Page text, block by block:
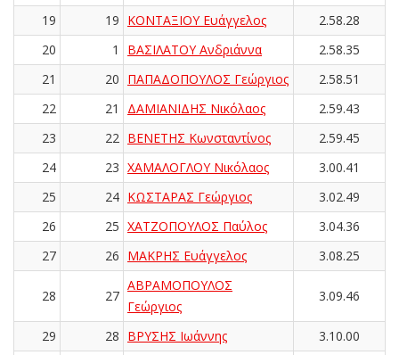
19
19 ΚΟΝΤΑΞΙΟΥ Ευάγγελος
2.58.28
20
1 ΒΑΣΙΛΑΤΟΥ Ανδριάννα
2.58.35
21
20 ΠΑΠΑΔΟΠΟΥΛΟΣ Γεώργιος
2.58.51
22
21 ΔΑΜΙΑΝΙΔΗΣ Νικόλαος
2.59.43
23
22 ΒΕΝΕΤΗΣ Κωνσταντίνος
2.59.45
24
23 ΧΑΜΑΛΟΓΛΟΥ Νικόλαος
3.00.41
25
24 ΚΩΣΤΑΡΑΣ Γεώργιος
3.02.49
26
25 ΧΑΤΖΟΠΟΥΛΟΣ Παύλος
3.04.36
27
26 ΜΑΚΡΗΣ Ευάγγελος 3.08.25
28 27
ΑΒΡΑΜΟΠΟΥΛΟΣ
Γεώργιος
3.09.46
29 28 ΒΡΥΣΗΣ Ιωάννης
3.10.00